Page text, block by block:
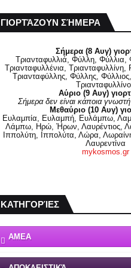
ΓΙΟΡΤΆΖΟΥΝ ΣΉΜΕΡΑ
Σήμερα (8 Αυγ)
Τριανταφυλλιά, Φύλλη, Φύλλια,
Τριανταφυλλένια,
Τριανταφύλλης, Φύλλης,
Αύριο (9 Αυγ)
Σήμερα δεν είναι κάποια
Μεθαύριο (10 Αυγ)
Ευλαμπία, Ευλαμπή, Ευλάμπω,
Λάμπω, Ηρώ, Ήρων, Λαυρέντιος,
Ιππολύτη, Ιππολύτα, Λώρα,
Λαυρεντίνα
mykosmos.gr
ΚΑΤΗΓΟΡΊΕΣ
ΑΜΕΑ